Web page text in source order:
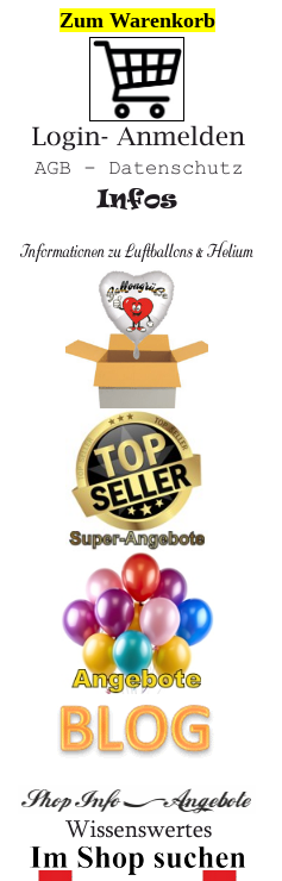
Zum Warenkorb